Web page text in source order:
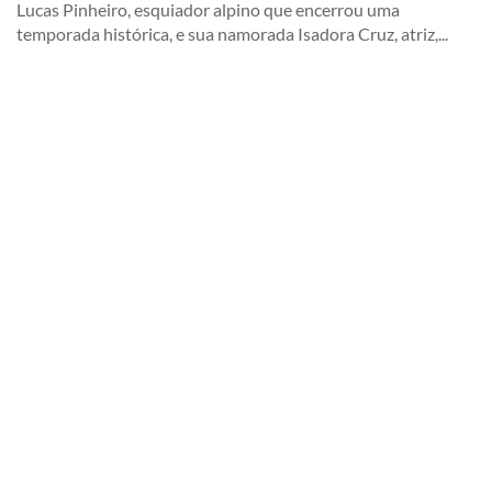
Lucas Pinheiro, esquiador alpino que encerrou uma
temporada histórica, e sua namorada Isadora Cruz, atriz,...